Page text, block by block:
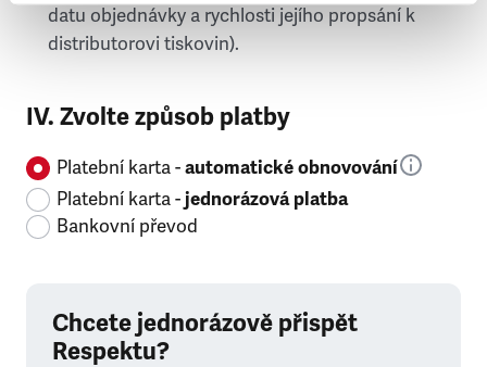
datu objednávky a rychlosti jejího propsání k
distributorovi tiskovin).
IV. Zvolte způsob platby
Platební karta -automatické obnovování
Platební karta -jednorázová platba
Bankovní převod
Chcete jednorázově přispět
Respektu?